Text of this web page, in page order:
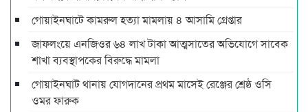
গোয়াইনঘাটে কামরুল হত্যা মামলায় ৪ আসামি গ্রেপ্তার
জাফলংয়ে এনজিওর ৬৪ লাখ টাকা আত্মসাতের অভিযোগে সাবেক
শাখা ব্যবস্থাপকের বিরুদ্ধে মামলা
গোয়াইনঘাট থানায় যোগদানের প্রথম মাসেই রেঞ্জের শ্রেষ্ঠ ওসি
ওমর ফারুক